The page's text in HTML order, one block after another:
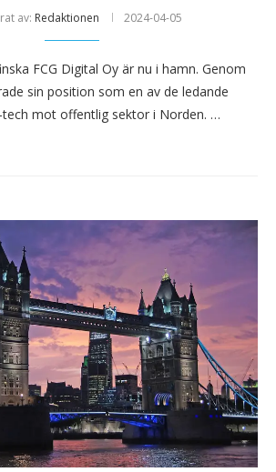
av: Redaktionen 2024-04-05
FCG Digital Oy är nu i hamn. Genom
sin position som en av de ledande
mot offentlig sektor i Norden. …